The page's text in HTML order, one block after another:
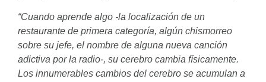
“Cuando aprende algo -la localización de un
restaurante de primera categoría, algún chismorreo
sobre su jefe, el nombre de alguna nueva canción
adictiva por la radio-, su cerebro cambia físicamente.
Los innumerables cambios del cerebro se acumulan a